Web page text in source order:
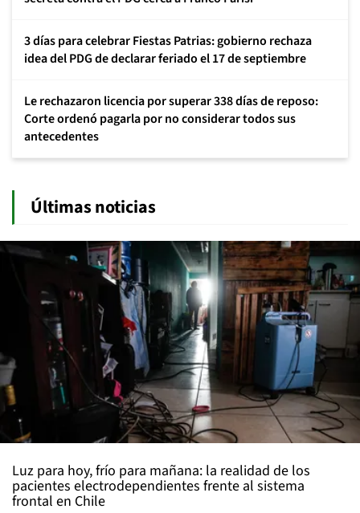
3 días para celebrar Fiestas Patrias: gobierno rechaza
idea del PDG de declarar feriado el 17 de septiembre
Le rechazaron licencia por superar 338 días de reposo:
Corte ordenó pagarla por no considerar todos sus
antecedentes
Últimas noticias
Luz para hoy, frío para mañana: la realidad de los
pacientes electrodependientes frente al sistema
frontal en Chile